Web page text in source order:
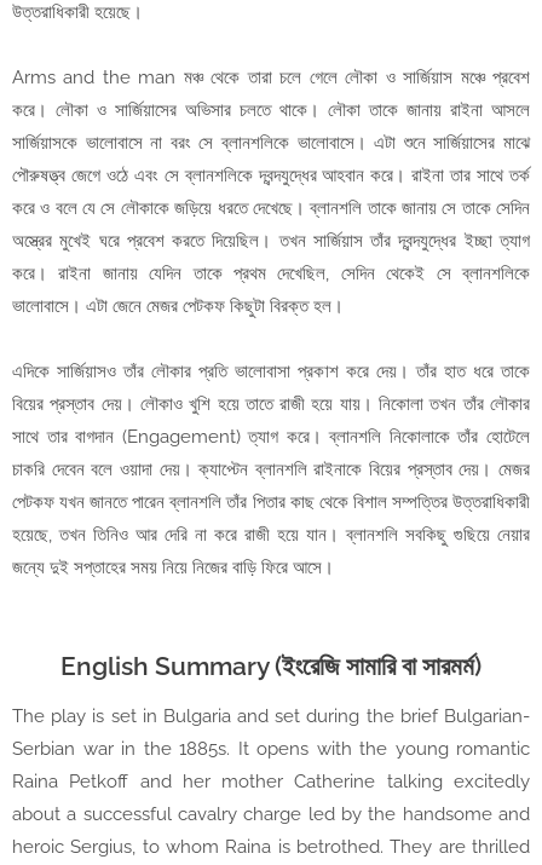
উত্তরাধিকারী হয়েছে।
Arms and the man মঞ্চ থেকে তারা চলে গেলে লৌকা ও সার্জিয়াস মঞ্চে প্রবেশ
করে। লৌকা ও সার্জিয়াসের অভিসার চলতে থাকে। লৌকা তাকে জানায় রাইনা আসলে
সার্জিয়াসকে ভালোবাসে না বরং সে ব্লানশলিকে ভালোবাসে। এটা শুনে সার্জিয়াসের মাঝে
পৌরুষত্ত্ব জেগে ওঠে এবং সে ব্লানশলিকে দ্বন্দযুদ্ধের আহবান করে। রাইনা তার সাথে তর্ক
করে ও বলে যে সে লৌকাকে জড়িয়ে ধরতে দেখেছে। ব্লানশলি তাকে জানায় সে তাকে সেদিন
অস্ত্রের মুখেই ঘরে প্রবেশ করতে দিয়েছিল। তখন সার্জিয়াস তাঁর দ্বন্দযুদ্ধের ইচ্ছা ত্যাগ
করে। রাইনা জানায় যেদিন তাকে প্রথম দেখেছিল, সেদিন থেকেই সে ব্লানশলিকে
ভালোবাসে। এটা জেনে মেজর পেটকফ কিছুটা বিরক্ত হল।
এদিকে সার্জিয়াসও তাঁর লৌকার প্রতি ভালোবাসা প্রকাশ করে দেয়। তাঁর হাত ধরে তাকে
বিয়ের প্রস্তাব দেয়। লৌকাও খুশি হয়ে তাতে রাজী হয়ে যায়। নিকোলা তখন তাঁর লৌকার
সাথে তার বাগদান (Engagement) ত্যাগ করে। ব্লানশলি নিকোলাকে তাঁর হোটেলে
চাকরি দেবেন বলে ওয়াদা দেয়। ক্যাপ্টেন ব্লানশলি রাইনাকে বিয়ের প্রস্তাব দেয়। মেজর
পেটকফ যখন জানতে পারেন ব্লানশলি তাঁর পিতার কাছ থেকে বিশাল সম্পত্তির উত্তরাধিকারী
হয়েছে, তখন তিনিও আর দেরি না করে রাজী হয়ে যান। ব্লানশলি সবকিছু গুছিয়ে নেয়ার
জন্যে দুই সপ্তাহের সময় নিয়ে নিজের বাড়ি ফিরে আসে।
English Summary (ইংরেজি সামারি বা সারমর্ম)
The play is set in Bulgaria and set during the brief Bulgarian-
Serbian war in the 1885s. It opens with the young romantic
Raina Petkoff and her mother Catherine talking excitedly
about a successful cavalry charge led by the handsome and
heroic Sergius, to whom Raina is betrothed. They are thrilled